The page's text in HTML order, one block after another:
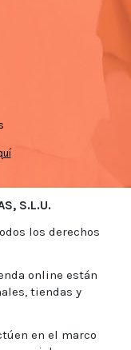
S.L.U.
los derechos
online están
tiendas y
en el marco